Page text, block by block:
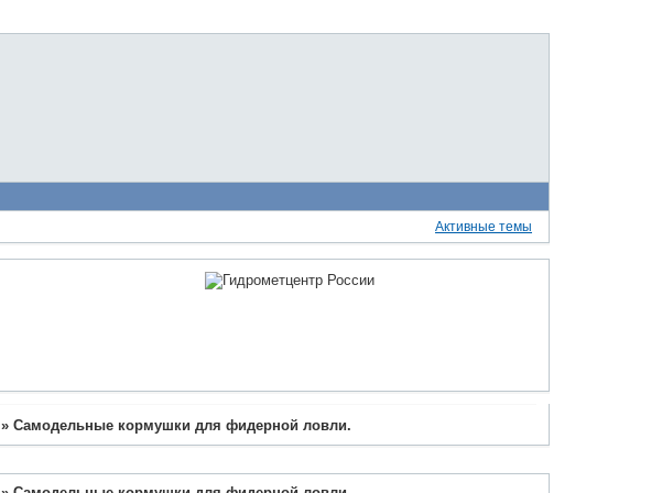
Активные темы
» Самодельные кормушки для фидерной ловли.